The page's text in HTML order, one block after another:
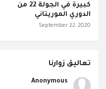
كبيرة في الجولة 22 من
الدوري الموريتاني
September 22, 2020
تعاليق زوارنا
Anonymous